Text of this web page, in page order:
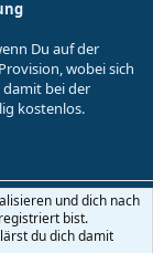
Du auf der
wobei sich
damit bei der
kostenlos.
Impressum Start
und dich nach
bist.
du dich damit